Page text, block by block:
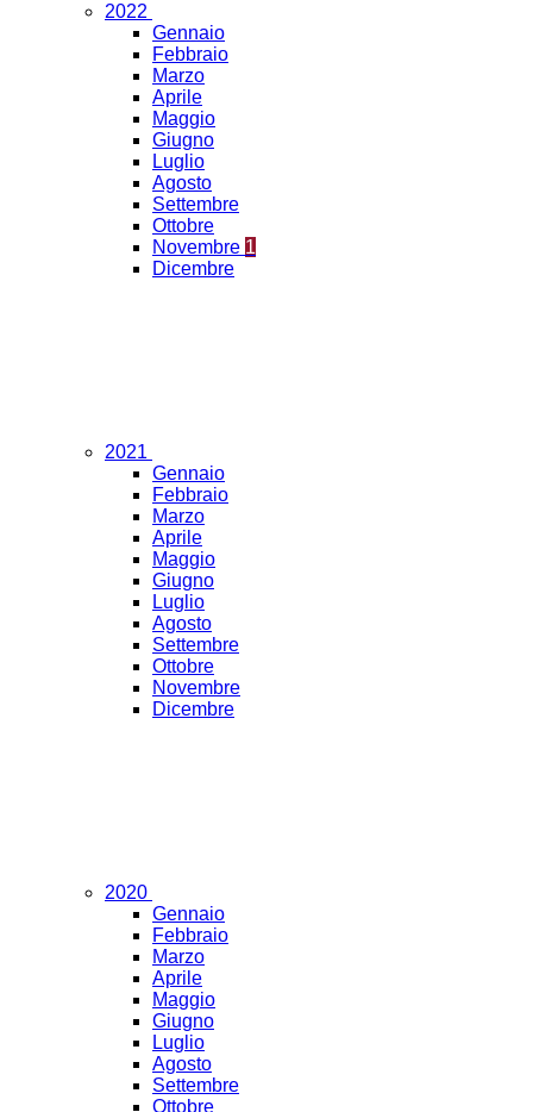
2022
Gennaio
Febbraio
Marzo
Aprile
Maggio
Giugno
Luglio
Agosto
Settembre
Ottobre
Novembre 1
Dicembre
2021
Gennaio
Febbraio
Marzo
Aprile
Maggio
Giugno
Luglio
Agosto
Settembre
Ottobre
Novembre
Dicembre
2020
Gennaio
Febbraio
Marzo
Aprile
Maggio
Giugno
Luglio
Agosto
Settembre
Ottobre